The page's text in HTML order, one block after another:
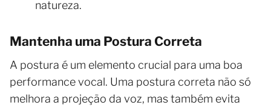
natureza.
Mantenha uma Postura Correta
A postura é um elemento crucial para uma boa
performance vocal. Uma postura correta não só
melhora a projeção da voz, mas também evita